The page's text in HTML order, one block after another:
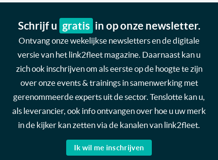
Schrijf u gratis in op onze newsletter.
Ontvang onze wekelijkse newsletters en de digitale
versie van het link2fleet magazine. Daarnaast kan u
zich ook inschrijven om als eerste op de hoogte te zijn
over onze events & trainings in samenwerking met
gerenommeerde experts uit de sector. Tenslotte kan u,
als leverancier, ook info ontvangen over hoe u uw merk
in de kijker kan zetten via de kanalen van link2fleet.
Ik wil me inschrijven